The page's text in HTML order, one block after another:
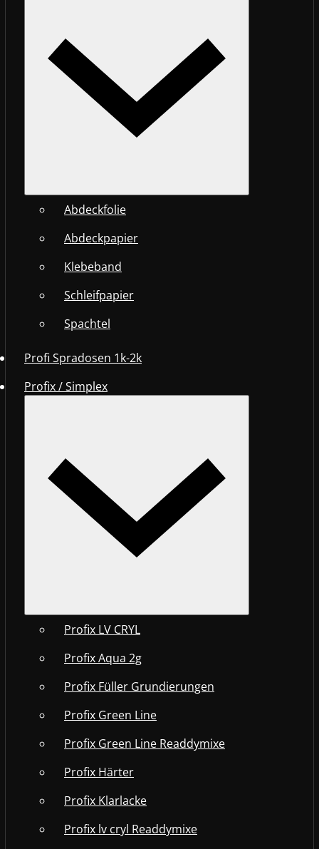
Abdeckfolie
Abdeckpapier
Klebeband
Schleifpapier
Spachtel
Profi Spradosen 1k-2k
Profix / Simplex
Profix LV CRYL
Profix Aqua 2g
Profix Füller Grundierungen
Profix Green Line
Profix Green Line Readdymixe
Profix Härter
Profix Klarlacke
Profix lv cryl Readdymixe